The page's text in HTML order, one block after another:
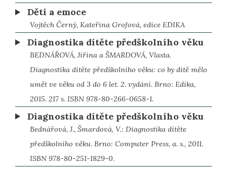
Děti a emoce
Vojtěch Černý, Kateřina Grofová, edice EDIKA
Diagnostika dítěte předškolního věku
BEDNÁŘOVÁ, Jiřina a ŠMARDOVÁ, Vlasta.
Diagnostika dítěte předškolního věku: co by dítě mělo
umět ve věku od 3 do 6 let. 2. vydání. Brno: Edika,
2015. 217 s. ISBN 978-80-266-0658-1.
Diagnostika dítěte předškolního věku
Bednářová, J., Šmardová, V.: Diagnostika dítěte
předškolního věku. Brno: Computer Press, a. s., 2011.
ISBN 978-80-251-1829-0.